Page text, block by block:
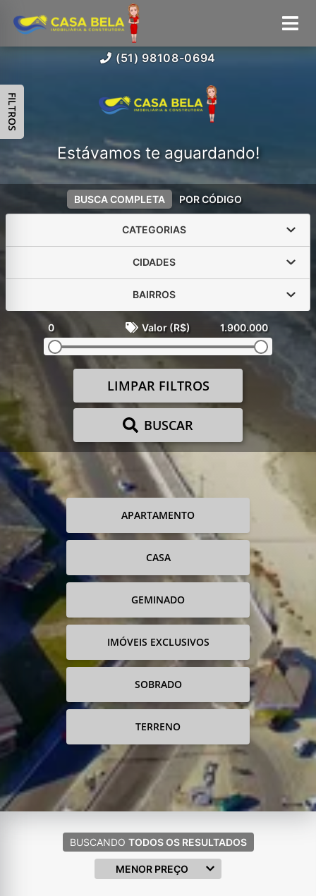
(51) 98108-0694
Estávamos te aguardando!
BUSCA COMPLETA POR CÓDIGO
CATEGORIAS
CIDADES
BAIRROS
0 Valor (R$) 1.900.000
LIMPAR FILTROS
BUSCAR
APARTAMENTO
CASA
GEMINADO
IMÓVEIS EXCLUSIVOS
SOBRADO
TERRENO
FILTROS
BUSCANDO TODOS OS RESULTADOS
MENOR PREÇO